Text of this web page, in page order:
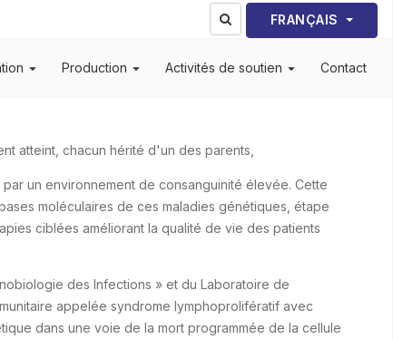
Sélectionnez votre
FRANÇAIS
Production Activités de soutien Contact
atteint, chacun hérité d'un des parents,
un environnement de consanguinité élevée. Cette
moléculaires de ces maladies génétiques, étape
ciblées améliorant la qualité de vie des patients
des Infections » et du Laboratoire de
appelée syndrome lymphoprolifératif avec
dans une voie de la mort programmée de la cellule